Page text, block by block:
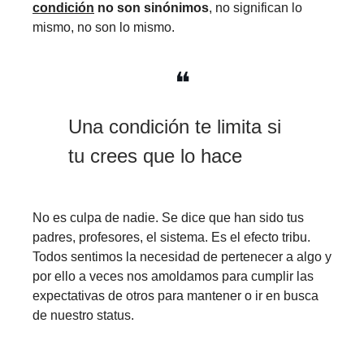
condición no son sinónimos, no significan lo
mismo, no son lo mismo.
❝
Una condición te limita si
tu crees que lo hace
No es culpa de nadie. Se dice que han sido tus
padres, profesores, el sistema. Es el efecto tribu.
Todos sentimos la necesidad de pertenecer a algo y
por ello a veces nos amoldamos para cumplir las
expectativas de otros para mantener o ir en busca
de nuestro status.